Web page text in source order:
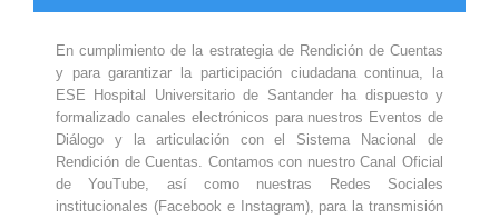
En cumplimiento de la estrategia de Rendición de Cuentas
y para garantizar la participación ciudadana continua, la
ESE Hospital Universitario de Santander ha dispuesto y
formalizado canales electrónicos para nuestros Eventos de
Diálogo y la articulación con el Sistema Nacional de
Rendición de Cuentas. Contamos con nuestro Canal Oficial
de YouTube, así como nuestras Redes Sociales
institucionales (Facebook e Instagram), para la transmisión